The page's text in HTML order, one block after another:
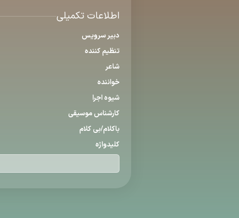
اطلاعات تکمیلی
دبیر سرویس
تنظیم كننده
شاعر
خواننده
شیوه اجرا
كارشناس موسیقی
باكلام/بی كلام
كلیدواژه